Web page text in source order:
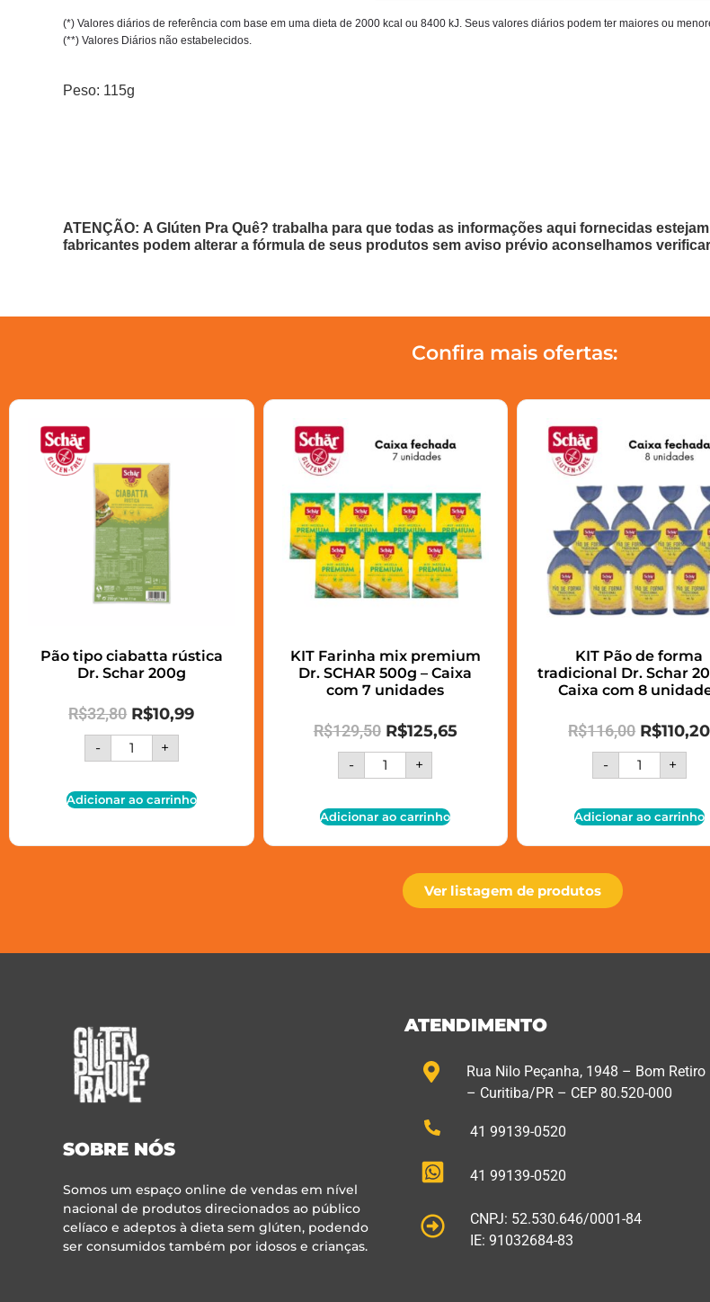
(*) Valores diários de referência com base em uma dieta de 2000 kcal ou 8400 kJ. Seus valores diários podem ter maiores ou
(**) Valores Diários não estabelecidos.
Peso: 115g
ATENÇÃO: A Glúten Pra Quê? trabalha para que todas as informações aqui fornecidas
fabricantes podem alterar a fórmula de seus produtos sem aviso prévio aconselhamos
Confira mais ofertas:
Pão tipo ciabatta rústica
Dr. Schar 200g
R$32,80 R$10,99
- +
Adicionar ao carrinho
KIT Farinha mix premium
Dr. SCHAR 500g – Caixa
com 7 unidades
R$129,50 R$125,65
- +
Adicionar ao carrinho
KIT Pão de forma
tradicional Dr. Schar
Caixa com 8
R$116,00 R$110,20
- +
Adicionar ao carrinho
Ver listagem de produtos
SOBRE NÓS
Somos um espaço online de vendas em nível
nacional de produtos direcionados ao público
celíaco e adeptos à dieta sem glúten, podendo
ser consumidos também por idosos e crianças.
ATENDIMENTO
Rua Nilo Peçanha, 1948 – Bom Retiro
– Curitiba/PR – CEP 80.520-000
41 99139-0520
41 99139-0520
CNPJ: 52.530.646/0001-84
IE: 91032684-83